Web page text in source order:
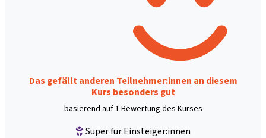
Das gefällt anderen Teilnehmer:innen an diesem
Kurs besonders gut
basierend auf 1 Bewertung des Kurses
Super für Einsteiger:innen